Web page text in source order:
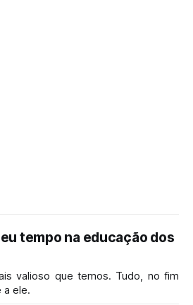
tempo na educação dos
valioso que temos. Tudo, no fim
a ele.